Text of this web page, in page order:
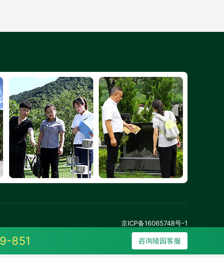
851 咨询陵园客服
京ICP备16065748号-1